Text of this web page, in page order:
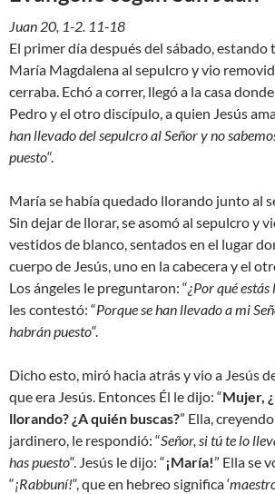
Juan 20, 1-2. 11-18
El primer día después del sábado, estando
María Magdalena al sepulcro y vio
cerraba. Echó a correr, llegó a la casa
Pedro y el otro discípulo, a quien Jesús
han llevado del sepulcro al Señor y no
puesto“.
María se había quedado llorando junto al
Sin dejar de llorar, se asomó al sepulcro y
vestidos de blanco, sentados en el lugar
cuerpo de Jesús, uno en la cabecera y el
Los ángeles le preguntaron: “¿Por qué
les contestó: “Porque se han llevado a mi
habrán puesto“.
Dicho esto, miró hacia atrás y vio a Jesús
que era Jesús. Entonces Él le dijo: “Mujer,
llorando? ¿A quién buscas?” Ella,
jardinero, le respondió: “Señor, si tú te lo
has puesto“. Jesús le dijo: “¡María!” Ella se
“¡Rabbuní!“, que en hebreo significa ‘